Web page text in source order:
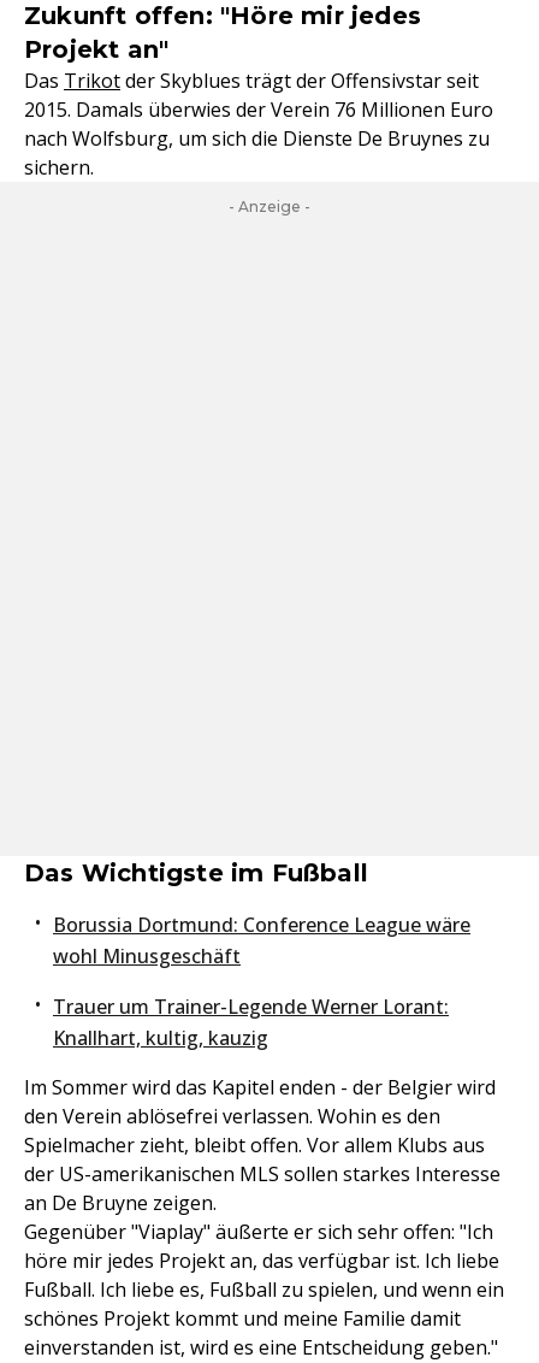
Zukunft offen: "Höre mir jedes
Projekt an"
Das Trikotder Skyblues trägt der Offensivstar seit
2015. Damals überwies der Verein 76 Millionen Euro
nach Wolfsburg, um sich die Dienste De Bruynes zu
sichern.
- Anzeige -
Das Wichtigste im Fußball
Borussia Dortmund: Conference League wäre
wohl Minusgeschäft
Trauer um Trainer-Legende Werner Lorant:
Knallhart, kultig, kauzig
Im Sommer wird das Kapitel enden - der Belgier wird
den Verein ablösefrei verlassen. Wohin es den
Spielmacher zieht, bleibt offen. Vor allem Klubs aus
der US-amerikanischen MLS sollen starkes Interesse
an De Bruyne zeigen.
Gegenüber "Viaplay" äußerte er sich sehr offen: "Ich
höre mir jedes Projekt an, das verfügbar ist. Ich liebe
Fußball. Ich liebe es, Fußball zu spielen, und wenn ein
schönes Projekt kommt und meine Familie damit
einverstanden ist, wird es eine Entscheidung geben."